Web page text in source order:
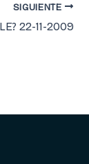
SIGUIENTE
22-11-2009